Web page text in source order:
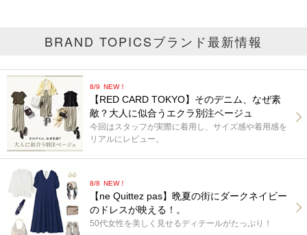
BRAND TOPICSブランド最新情報
8/9 NEW！
【RED CARD TOKYO】そのデニム、なぜ素
敵？大人に似合うエクラ別注ベージュ
今回はスタッフが実際に着用し、サイズ感や着用感を
リアルにレビュー。
8/8 NEW！
【ne Quittez pas】晩夏の街にダークネイビー
のドレスが映える！。
50代女性を美しく見せるディテールがたっぷり！